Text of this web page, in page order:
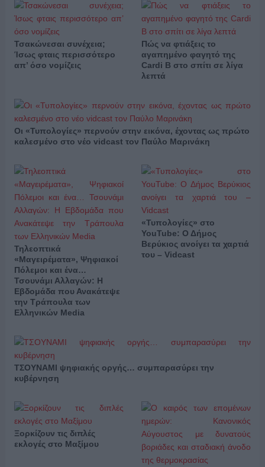
Τσακώνεσαι συνέχεια;
Ίσως φταις περισσότερο
απ’ όσο νομίζεις
Πώς να φτιάξεις το
αγαπημένο φαγητό της
Cardi B στο σπίτι σε λίγα
λεπτά
Οι «Τυπολογίες» περνούν στην εικόνα, έχοντας ως πρώτο
καλεσμένο στο νέο vidcast τον Παύλο Μαρινάκη
Τηλεοπτικά
«Μαγειρέματα», Ψηφιακοί
Πόλεμοι και ένα…
Τσουνάμι Αλλαγών: Η
Εβδομάδα που Ανακάτεψε
την Τράπουλα των
Ελληνικών Media
«Τυπολογίες» στο
YouTube: Ο Δήμος
Βερύκιος ανοίγει τα χαρτιά
του – Vidcast
ΤΣΟΥΝΑΜΙ ψηφιακής οργής… συμπαρασύρει την
κυβέρνηση
Ξορκίζουν τις διπλές
εκλογές στο Μαξίμου